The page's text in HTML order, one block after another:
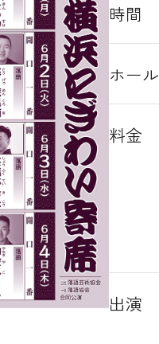
時間
ホール
料金
出演